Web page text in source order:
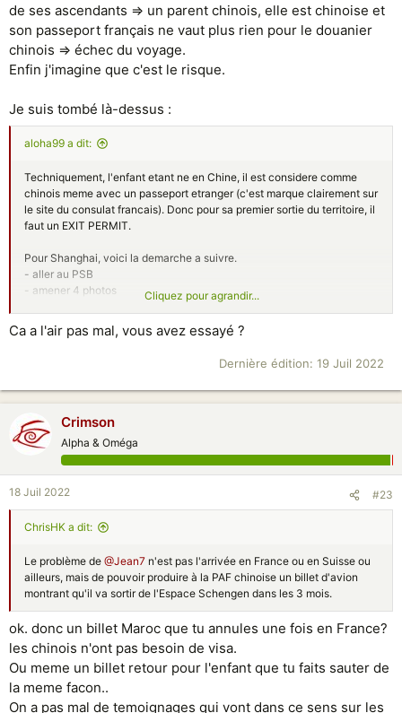
de ses ascendants => un parent chinois, elle est chinoise et
son passeport français ne vaut plus rien pour le douanier
chinois => échec du voyage.
Enfin j'imagine que c'est le risque.
Je suis tombé là-dessus :
aloha99 a dit:
Techniquement, l'enfant etant ne en Chine, il est considere comme
chinois meme avec un passeport etranger (c'est marque clairement sur
le site du consulat francais). Donc pour sa premier sortie du territoire, il
faut un EXIT PERMIT.
Pour Shanghai, voici la demarche a suivre.
- aller au PSB
- amener 4 photos
- certificat de naissance (livret vert)
- Carte Identite du parent chinois
- Passeport du parent etranger
Attention, une fois delivre ce livret bleu, il n'est valable que 3 mois.
Une fois a l'etranger, il faut faire une demande de visa pour l'enfant afin
qu'il puisse revenir en Chine.
Une fois en Chine, aller au bureau de police local pour enregistrer
l'enfant.
Cliquez pour agrandir...
Ca a l'air pas mal, vous avez essayé ?
Dernière édition: 19 Juil 2022
Crimson
Alpha & Oméga
18 Juil 2022 #23
ChrisHK a dit:
Le problème de @Jean7 n'est pas l'arrivée en France ou en Suisse ou
ailleurs, mais de pouvoir produire à la PAF chinoise un billet d'avion
montrant qu'il va sortir de l'Espace Schengen dans les 3 mois.
ok. donc un billet Maroc que tu annules une fois en France?
les chinois n'ont pas besoin de visa.
Ou meme un billet retour pour l'enfant que tu faits sauter de
la meme facon..
On a pas mal de temoignages qui vont dans ce sens sur les